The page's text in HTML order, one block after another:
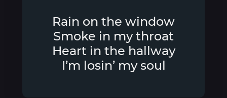
Rain on the window
Smoke in my throat
Heart in the hallway
I’m losin’ my soul